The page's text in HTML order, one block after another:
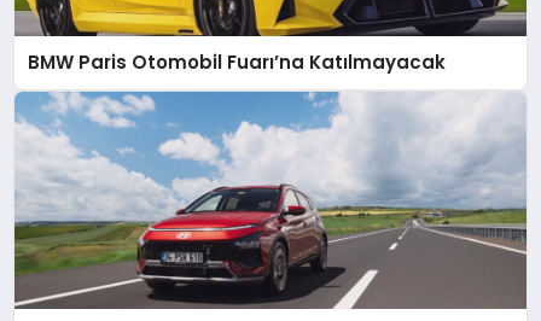
BMW Paris Otomobil Fuarı’na Katılmayacak